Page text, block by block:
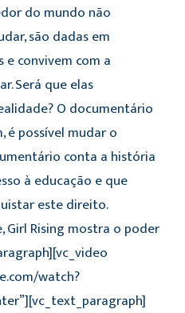
do mundo não
são dadas em
convivem com a
Será que elas
O documentário
é possível mudar o
conta a história
à educação e que
este direito.
Rising mostra o poder
watch?